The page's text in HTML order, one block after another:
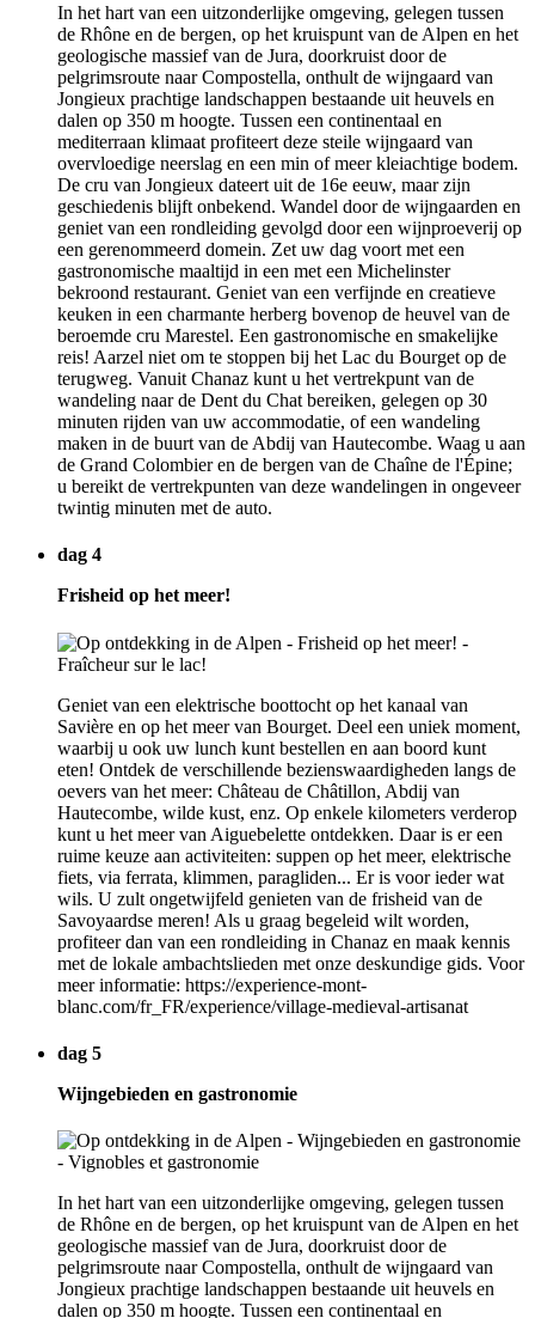
In het hart van een uitzonderlijke omgeving, gelegen tussen
de Rhône en de bergen, op het kruispunt van de Alpen en het
geologische massief van de Jura, doorkruist door de
pelgrimsroute naar Compostella, onthult de wijngaard van
Jongieux prachtige landschappen bestaande uit heuvels en
dalen op 350 m hoogte. Tussen een continentaal en
mediterraan klimaat profiteert deze steile wijngaard van
overvloedige neerslag en een min of meer kleiachtige bodem.
De cru van Jongieux dateert uit de 16e eeuw, maar zijn
geschiedenis blijft onbekend. Wandel door de wijngaarden en
geniet van een rondleiding gevolgd door een wijnproeverij op
een gerenommeerd domein. Zet uw dag voort met een
gastronomische maaltijd in een met een Michelinster
bekroond restaurant. Geniet van een verfijnde en creatieve
keuken in een charmante herberg bovenop de heuvel van de
beroemde cru Marestel. Een gastronomische en smakelijke
reis! Aarzel niet om te stoppen bij het Lac du Bourget op de
terugweg. Vanuit Chanaz kunt u het vertrekpunt van de
wandeling naar de Dent du Chat bereiken, gelegen op 30
minuten rijden van uw accommodatie, of een wandeling
maken in de buurt van de Abdij van Hautecombe. Waag u aan
de Grand Colombier en de bergen van de Chaîne de l'Épine;
u bereikt de vertrekpunten van deze wandelingen in ongeveer
twintig minuten met de auto.
dag 4
Frisheid op het meer!
Geniet van een elektrische boottocht op het kanaal van
Savière en op het meer van Bourget. Deel een uniek moment,
waarbij u ook uw lunch kunt bestellen en aan boord kunt
eten! Ontdek de verschillende bezienswaardigheden langs de
oevers van het meer: Château de Châtillon, Abdij van
Hautecombe, wilde kust, enz. Op enkele kilometers verderop
kunt u het meer van Aiguebelette ontdekken. Daar is er een
ruime keuze aan activiteiten: suppen op het meer, elektrische
fiets, via ferrata, klimmen, paragliden... Er is voor ieder wat
wils. U zult ongetwijfeld genieten van de frisheid van de
Savoyaardse meren! Als u graag begeleid wilt worden,
profiteer dan van een rondleiding in Chanaz en maak kennis
met de lokale ambachtslieden met onze deskundige gids. Voor
meer informatie: https://experience-mont-
blanc.com/fr_FR/experience/village-medieval-artisanat
dag 5
Wijngebieden en gastronomie
In het hart van een uitzonderlijke omgeving, gelegen tussen
de Rhône en de bergen, op het kruispunt van de Alpen en het
geologische massief van de Jura, doorkruist door de
pelgrimsroute naar Compostella, onthult de wijngaard van
Jongieux prachtige landschappen bestaande uit heuvels en
dalen op 350 m hoogte. Tussen een continentaal en